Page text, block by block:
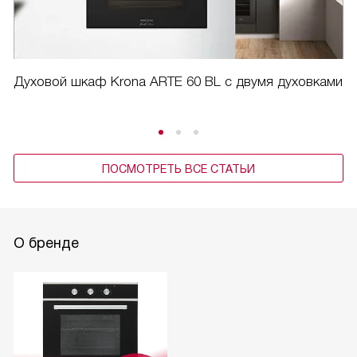
Духовой шкаф Krona ARTE 60 BL с двумя духовками
ПОСМОТРЕТЬ ВСЕ СТАТЬИ
трудоемкой задачей, а легким и быстрым процессом.
И последнее, что хочется отметить, это тангенциальное
том, что духовой шкаф перегреется и сломается.
Я доволен покупкой и рекомендую этот духовой шкаф
О бренде